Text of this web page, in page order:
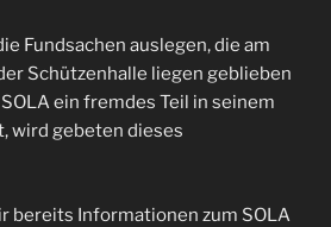
Fundsachen auslegen, die am
Schützenhalle liegen geblieben
ein fremdes Teil in seinem
wird gebeten dieses
bereits Informationen zum SOLA